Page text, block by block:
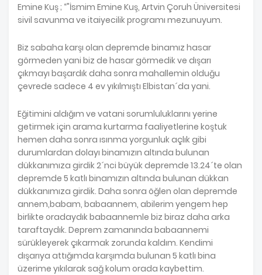
Emine Kuş ; “"İsmim Emine Kuş, Artvin Çoruh Üniversitesi
sivil savunma ve itaiyecilik programı mezunuyum.
Biz sabaha karşı olan depremde binamız hasar
görmeden yani biz de hasar görmedik ve dışarı
çıkmayı başardık daha sonra mahallemin olduğu
çevrede sadece 4 ev yıkılmıştı Elbistan´da yani.
Eğitimini aldığım ve vatani sorumluluklarını yerine
getirmek için arama kurtarma faaliyetlerine koştuk
hemen daha sonra ısınma yorgunluk açlık gibi
durumlardan dolayı binamızın altında bulunan
dükkanımıza girdik 2´nci büyük depremde 13.24´te olan
depremde 5 katlı binamızın altında bulunan dükkan
dükkanımıza girdik. Daha sonra öğlen olan depremde
annem,babam, babaannem, abilerim yengem hep
birlikte oradaydık babaannemle biz biraz daha arka
taraftaydık. Deprem zamanında babaannemi
sürükleyerek çıkarmak zorunda kaldım. Kendimi
dışarıya attığımda karşımda bulunan 5 katlı bina
üzerime yıkılarak sağ kolum orada kaybettim.